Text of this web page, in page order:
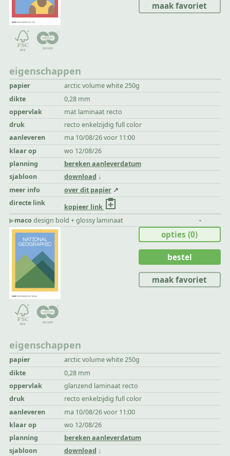
eigenschappen
papier
arctic volume white 250g
dikte
0,28 mm
oppervlak
mat laminaat recto
druk
recto enkelzijdig full color
aanleveren
ma 10/08/26 voor 11:00
klaar op
wo 12/08/26
planning
bereken aanleverdatum
sjabloon
download
meer info
over dit papier
directe link
kopieer link
maak favoriet
▶︎macodesign bold + glossy laminaat -
eigenschappen
papier
arctic volume white 250g
dikte
0,28 mm
oppervlak
glanzend laminaat recto
druk
recto enkelzijdig full color
aanleveren
ma 10/08/26 voor 11:00
klaar op
wo 12/08/26
planning
bereken aanleverdatum
sjabloon
download
opties(0)
bestel
maak favoriet